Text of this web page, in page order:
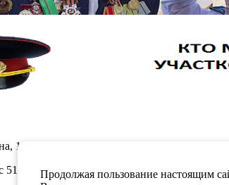
105
51-10-71Продолжая пользование настоящим